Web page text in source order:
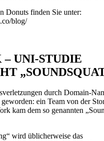
Donuts finden Sie unter:
blog/
– UNI-STUDIE
durch Domain-
ein Team von der
kam dem so genannten
wird üblicherweise das